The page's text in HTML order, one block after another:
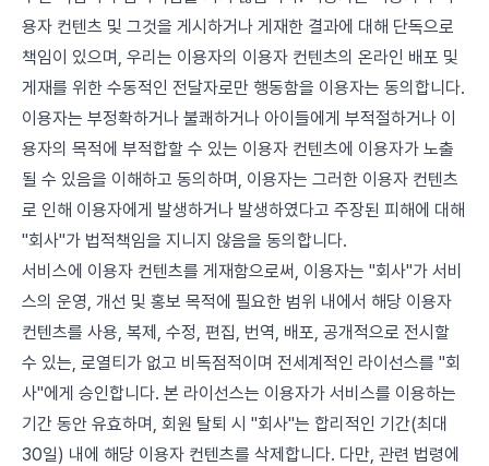
용자 컨텐츠 및 그것을 게시하거나 게재한 결과에 대해 단독으로
책임이 있으며, 우리는 이용자의 이용자 컨텐츠의 온라인 배포 및
게재를 위한 수동적인 전달자로만 행동함을 이용자는 동의합니다.
이용자는 부정확하거나 불쾌하거나 아이들에게 부적절하거나 이
용자의 목적에 부적합할 수 있는 이용자 컨텐츠에 이용자가 노출
될 수 있음을 이해하고 동의하며, 이용자는 그러한 이용자 컨텐츠
로 인해 이용자에게 발생하거나 발생하였다고 주장된 피해에 대해
"회사"가 법적책임을 지니지 않음을 동의합니다.
서비스에 이용자 컨텐츠를 게재함으로써, 이용자는 "회사"가 서비
스의 운영, 개선 및 홍보 목적에 필요한 범위 내에서 해당 이용자
컨텐츠를 사용, 복제, 수정, 편집, 번역, 배포, 공개적으로 전시할
수 있는, 로열티가 없고 비독점적이며 전세계적인 라이선스를 "회
사"에게 승인합니다. 본 라이선스는 이용자가 서비스를 이용하는
기간 동안 유효하며, 회원 탈퇴 시 "회사"는 합리적인 기간(최대
30일) 내에 해당 이용자 컨텐츠를 삭제합니다. 다만, 관련 법령에